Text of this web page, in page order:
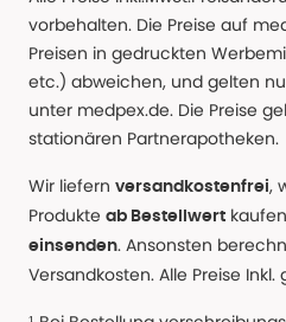
vorbehalten. Die Preise auf
Preisen in gedruckten
etc.) abweichen, und gelten
unter medpex.de. Die Preise
stationären Partnerapotheken.
Wir liefern versandkostenfrei,
Produkte ab Bestellwert
einsenden. Ansonsten
Versandkosten. Alle Preise Inkl.